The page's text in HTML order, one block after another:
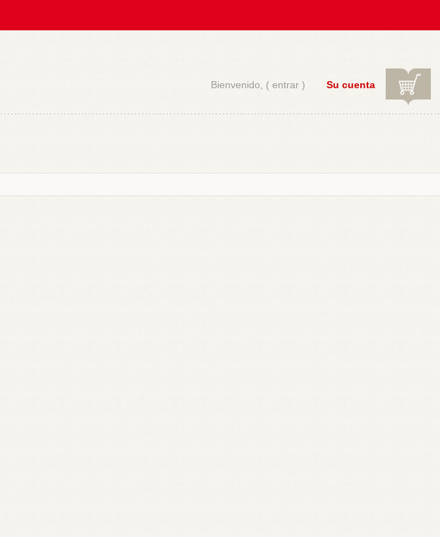
Su cuenta
Bienvenido, ( entrar)